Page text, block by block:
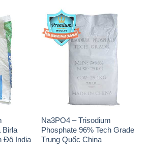
Birla
Độ India
Na3PO4 – Trisodium
Phosphate 96% Tech Grade
Trung Quốc China